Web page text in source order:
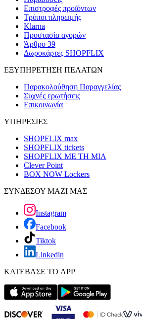
Επιστροφές προϊόντων
Τρόποι πληρωμής
Klarna
Προστασία αγορών
Άρθρο 39
Δωροκάρτες SHOPFLIX
ΕΞΥΠΗΡΕΤΗΣΗ ΠΕΛΑΤΩΝ
Παρακολούθηση Παραγγελίας
Συχνές ερωτήσεις
Επικοινωνία
ΥΠΗΡΕΣΙΕΣ
SHOPFLIX max
SHOPFLIX tickets
SHOPFLIX ΜΕ ΤΗ ΜΙΑ
Clever Point
BOX NOW Lockers
ΣΥΝΔΕΣΟΥ ΜΑΖΙ ΜΑΣ
Instagram
Facebook
Tiktok
Linkedin
ΚΑΤΕΒΑΣΕ ΤΟ APP